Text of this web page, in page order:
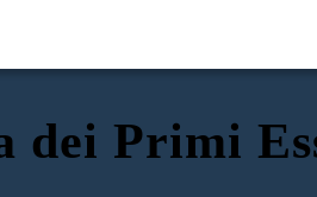
dei Primi